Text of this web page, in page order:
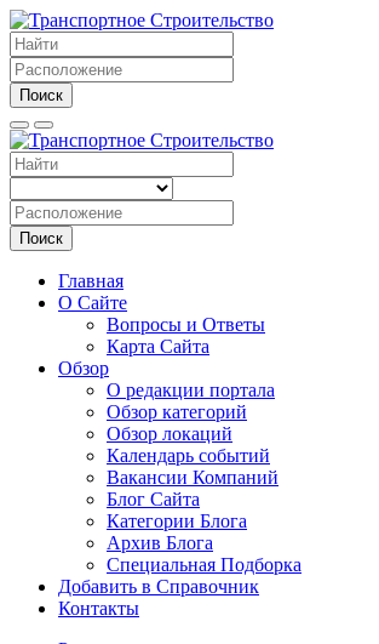
Поиск
Поиск
Главная
О Сайте
Вопросы и Ответы
Карта Сайта
Обзор
О редакции портала
Обзор категорий
Обзор локаций
Календарь событий
Вакансии Компаний
Блог Сайта
Категории Блога
Архив Блога
Специальная Подборка
Добавить в Справочник
Контакты